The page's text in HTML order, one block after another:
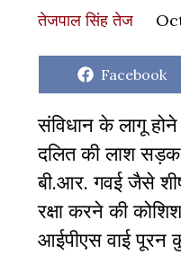
तेजपाल सिंह तेज
Share
Facebook
संविधान के लागू
दलित की लाश सड़क
बी.आर. गवई जैसे
रक्षा करने की
आईपीएस वाई पूरन